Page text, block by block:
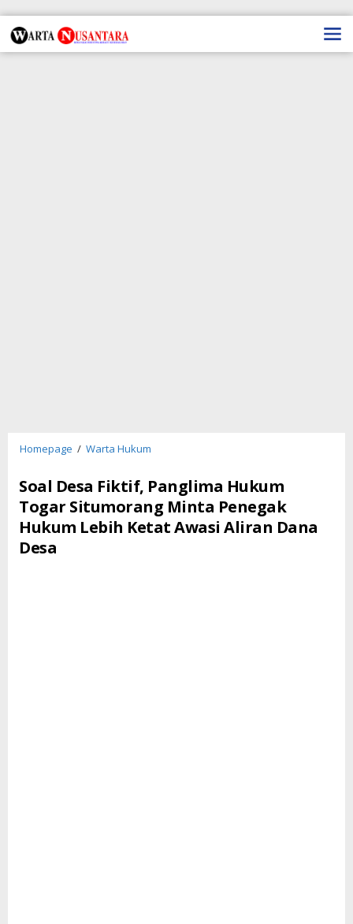
ke
konten
Homepage / Warta Hukum
Fiktif,
Panglima
Hukum
Togar
Soal Desa Fiktif, Panglima Hukum
Togar Situmorang Minta Penegak
Hukum Lebih Ketat Awasi Aliran Dana
Desa